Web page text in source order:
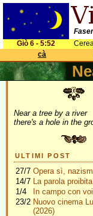
Giò 6 - 5:52
cà
Near a tree by a river
there's a hole in the
ULTIMI POST
27/7 Opera sì,
14/7 La parola proibita
1/4
In campo con voi
23/2 Nuovo cinema
(2026)